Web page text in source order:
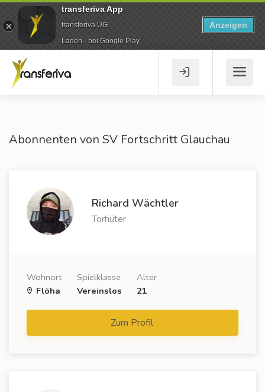
Abonnenten von SV Fortschritt Glauchau
Richard Wächtler
Torhüter
Wohnort
Flöha
Spielklasse
Vereinslos
Alter
21
Zum Profil
transferiva App
transferiva UG
Laden - bei Google Play
Anzeigen